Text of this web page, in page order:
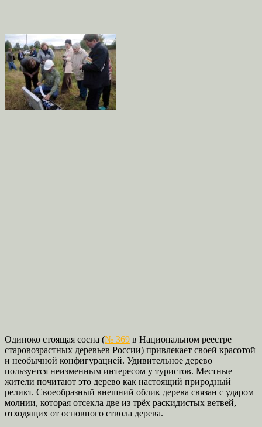
Одиноко стоящая сосна (№ 369 в Национальном реестре
старовозрастных деревьев России) привлекает своей красотой
и необычной конфигурацией. Удивительное дерево
пользуется неизменным интересом у туристов. Местные
жители почитают это дерево как настоящий природный
реликт. Своеобразный внешний облик дерева связан с ударом
молнии, которая отсекла две из трёх раскидистых ветвей,
отходящих от основного ствола дерева.